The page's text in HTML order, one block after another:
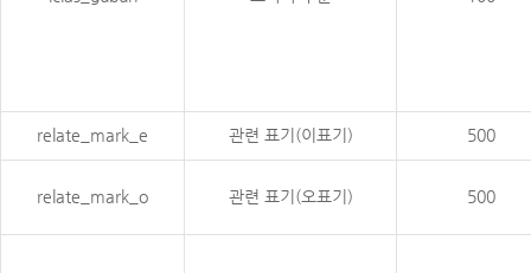
relate_mark_e 관련 표기(이표기) 500
relate_mark_o 관련 표기(오표기) 500